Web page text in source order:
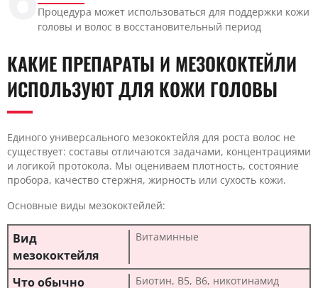
Процедура может использоваться для поддержки кожи
головы и волос в восстановительный период
КАКИЕ ПРЕПАРАТЫ И МЕЗОКОКТЕЙЛИ
ИСПОЛЬЗУЮТ ДЛЯ КОЖИ ГОЛОВЫ
Единого универсального мезококтейля для роста волос не
существует: составы отличаются задачами, концентрациями
и логикой протокола. Мы оцениваем плотность, состояние
пробора, качество стержня, жирность или сухость кожи.
Основные виды мезококтейлей:
Витаминные
Биотин, B5, B6, никотинамид